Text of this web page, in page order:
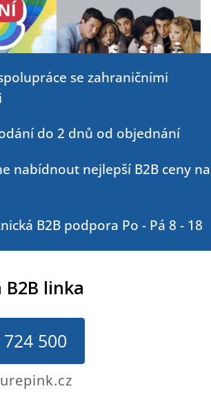
B2B linka
500
se zahraničními
do 2 dnů od objednání
nabídnout nejlepší B2B ceny na
B2B podpora Po - Pá 8 - 18